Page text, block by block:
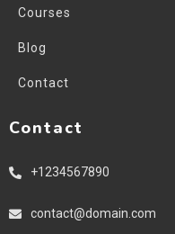
Courses
Blog
Contact
Contact
+1234567890
contact@domain.com